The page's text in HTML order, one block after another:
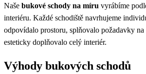
Naše bukové schody na míru vyrábíme
interiéru. Každé schodiště navrhujeme
odpovídalo prostoru, splňovalo požadavky na
esteticky doplňovalo celý interiér.
Výhody bukových schodů